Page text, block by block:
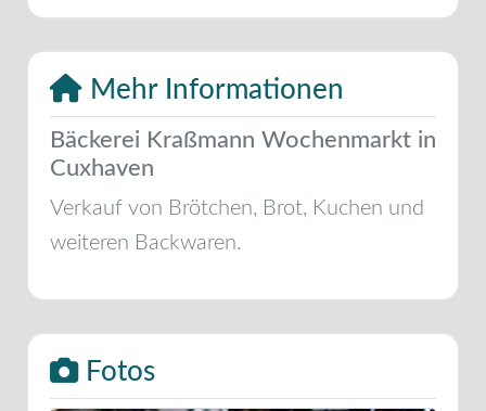
Mehr Informationen
Bäckerei Kraßmann Wochenmarkt in
Cuxhaven
Verkauf von Brötchen, Brot, Kuchen und
weiteren Backwaren.
Fotos